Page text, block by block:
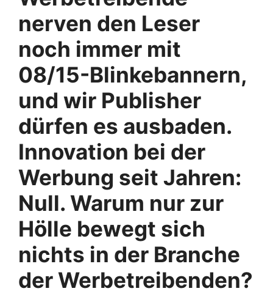
nerven den Leser
noch immer mit
08/15-Blinkebannern,
und wir Publisher
dürfen es ausbaden.
Innovation bei der
Werbung seit Jahren:
Null. Warum nur zur
Hölle bewegt sich
nichts in der Branche
der Werbetreibenden?